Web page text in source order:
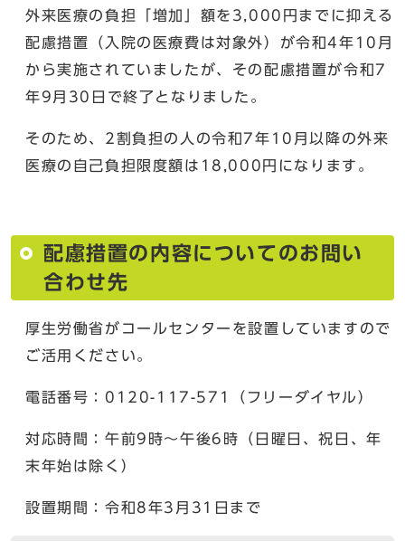
外来医療の負担「増加」額を3,000円までに抑える
配慮措置（入院の医療費は対象外）が令和4年10月
から実施されていましたが、その配慮措置が令和7
年9月30日で終了となりました。
そのため、2割負担の人の令和7年10月以降の外来
医療の自己負担限度額は18,000円になります。
配慮措置の内容についてのお問い
合わせ先
厚生労働省がコールセンターを設置していますので
ご活用ください。
電話番号：0120-117-571（フリーダイヤル）
対応時間：午前9時〜午後6時（日曜日、祝日、年
末年始は除く）
設置期間：令和8年3月31日まで